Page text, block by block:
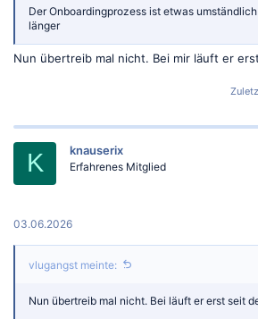
Der Onboardingprozess ist etwas
länger
Nun übertreib mal nicht. Bei mir läuft er
K knauserix
Erfahrenes Mitglied
03.06.2026
vlugangst meinte:
Nun übertreib mal nicht. Bei läuft er erst seit